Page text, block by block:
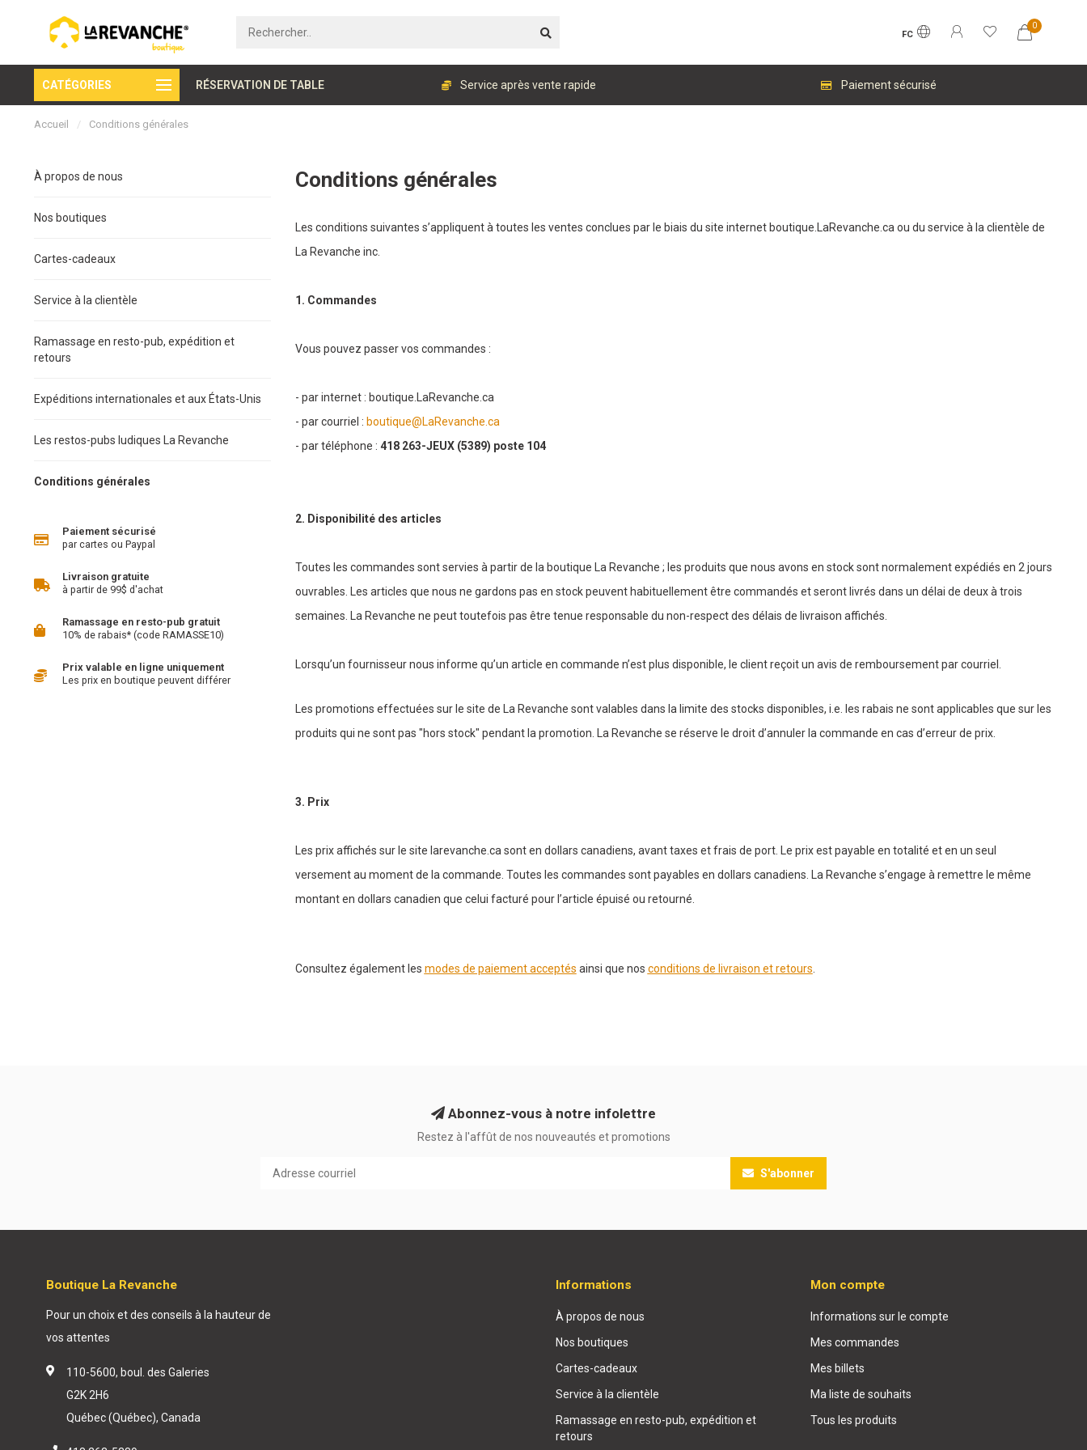
FC
0
CATÉGORIES RÉSERVATION DE TABLE
Paiement sécurisé Service après vente rapide Paiement sécurisé
Accueil / Conditions générales
À propos de nous
Nos boutiques
Cartes-cadeaux
Service à la clientèle
Ramassage en resto-pub, expédition et
retours
Expéditions internationales et aux États-Unis
Les restos-pubs ludiques La Revanche
Conditions générales
Paiement sécurisé
par cartes ou Paypal
Livraison gratuite
à partir de 99$ d'achat
Ramassage en resto-pub gratuit
10% de rabais* (code RAMASSE10)
Prix valable en ligne uniquement
Les prix en boutique peuvent différer
Conditions générales
Les conditions suivantes s’appliquent à toutes les ventes conclues par le biais du site internet boutique.LaRevanche.ca ou du service à la clientèle de
La Revanche inc.
1. Commandes
Vous pouvez passer vos commandes :
- par internet : boutique.LaRevanche.ca
- par courriel : boutique@LaRevanche.ca
- par téléphone : 418 263-JEUX (5389) poste 104
2. Disponibilité des articles
Toutes les commandes sont servies à partir de la boutique La Revanche ; les produits que nous avons en stock sont normalement expédiés en 2 jours
ouvrables. Les articles que nous ne gardons pas en stock peuvent habituellement être commandés et seront livrés dans un délai de deux à trois
semaines. La Revanche ne peut toutefois pas être tenue responsable du non-respect des délais de livraison affichés.
Lorsqu’un fournisseur nous informe qu’un article en commande n’est plus disponible, le client reçoit un avis de remboursement par courriel.
Les promotions effectuées sur le site de La Revanche sont valables dans la limite des stocks disponibles, i.e. les rabais ne sont applicables que sur les
produits qui ne sont pas "hors stock" pendant la promotion. La Revanche se réserve le droit d’annuler la commande en cas d’erreur de prix.
3. Prix
Les prix affichés sur le site larevanche.ca sont en dollars canadiens, avant taxes et frais de port. Le prix est payable en totalité et en un seul
versement au moment de la commande. Toutes les commandes sont payables en dollars canadiens. La Revanche s’engage à remettre le même
montant en dollars canadien que celui facturé pour l’article épuisé ou retourné.
Consultez également les modes de paiement acceptés ainsi que nos conditions de livraison et retours
Abonnez-vous à notre infolettre
Restez à l'affût de nos nouveautés et promotions
S'abonner
Boutique La Revanche
Pour un choix et des conseils à la hauteur de
vos attentes
110-5600, boul. des Galeries
G2K 2H6
Québec (Québec), Canada
Informations
À propos de nous
Nos boutiques
Cartes-cadeaux
Service à la clientèle
Ramassage en resto-pub, expédition et
retours
Mon compte
Informations sur le compte
Mes commandes
Mes billets
Ma liste de souhaits
Tous les produits